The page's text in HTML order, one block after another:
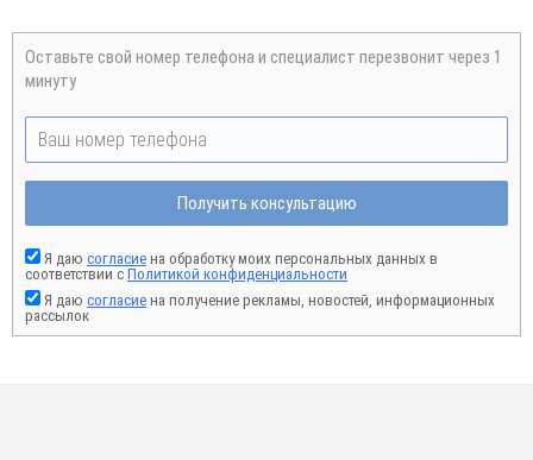
Оставьте свой номер телефона и специалист перезвонит через 1
минуту
Получить консультацию
Я даю согласие на обработку моих персональных данных в
соответствии с Политикой конфиденциальности
Я даю согласие на получение рекламы, новостей, информационных
рассылок